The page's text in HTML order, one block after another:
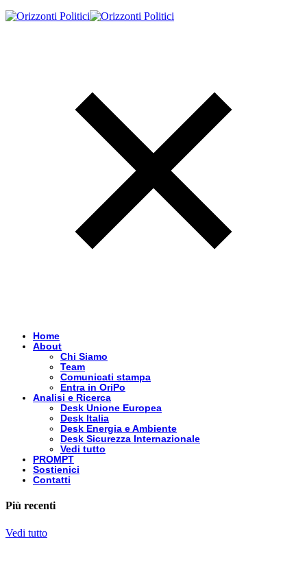
Home
About
Chi Siamo
Team
Comunicati stampa
Entra in OriPo
Analisi e Ricerca
Desk Unione Europea
Desk Italia
Desk Energia e Ambiente
Desk Sicurezza Internazionale
Vedi tutto
PROMPT
Sostienici
Contatti
Più recenti
Vedi tutto